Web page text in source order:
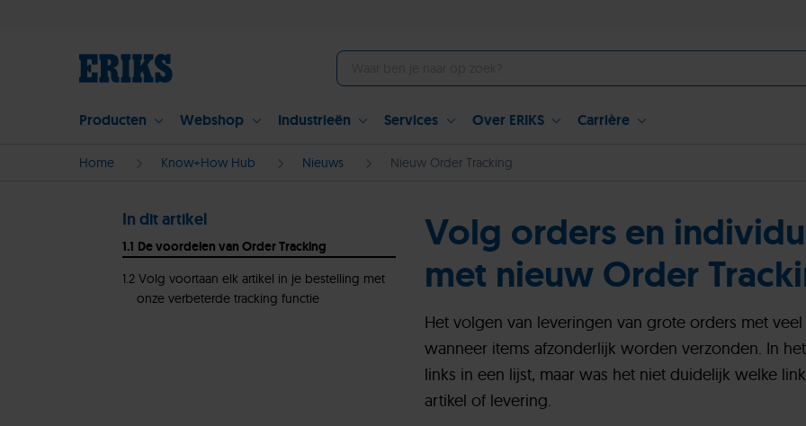
Producten Webshop Industrieën Services Over ERIKS Carrière
Home Know+How Hub Nieuws Nieuw Order Tracking
In dit artikel
De voordelen van Order Tracking
Volg voortaan elk artikel in je bestelling met
onze verbeterde tracking functie
Volg orders en
met nieuw Order
Het volgen van leveringen van grote orders met
wanneer items afzonderlijk worden verzonden. In
links in een lijst, maar was het niet duidelijk welke
artikel of levering.